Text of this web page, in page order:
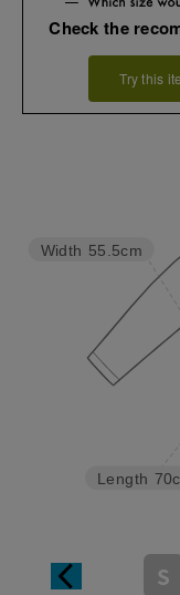
Check the
Try this
Length
Width 55.5cm
S